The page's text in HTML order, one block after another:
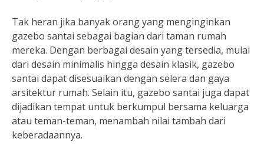
Tak heran jika banyak orang yang menginginkan
gazebo santai sebagai bagian dari taman rumah
mereka. Dengan berbagai desain yang tersedia, mulai
dari desain minimalis hingga desain klasik, gazebo
santai dapat disesuaikan dengan selera dan gaya
arsitektur rumah. Selain itu, gazebo santai juga dapat
dijadikan tempat untuk berkumpul bersama keluarga
atau teman-teman, menambah nilai tambah dari
keberadaannya.